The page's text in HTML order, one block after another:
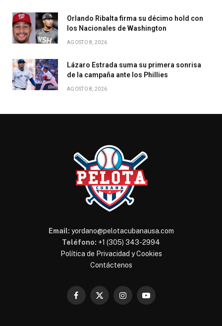
Orlando Ribalta firma su décimo hold con
los Nacionales de Washington
AGOSTO 8, 2026
Lázaro Estrada suma su primera sonrisa
de la campaña ante los Phillies
AGOSTO 8, 2026
Email: yordano@pelotacubanausa.com
Teléfono: +1 (305) 343-2994
Política de Privacidad y Cookies
Contáctenos
Facebook
X
InstagramYouTube